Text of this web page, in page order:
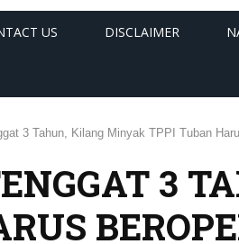
US DISCLAIMER
3 Tahun, Kilang Minyak TPPI Tuban
3